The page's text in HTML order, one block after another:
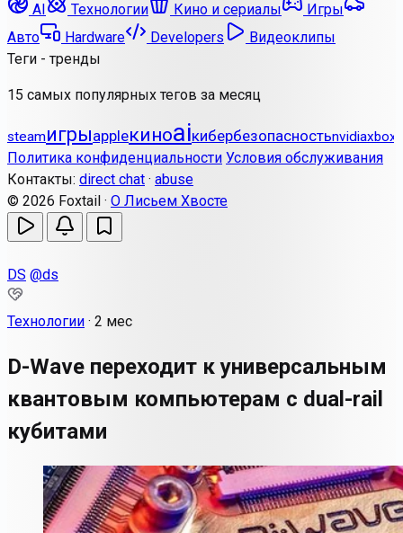
AI
Технологии Кино и сериалы
Игры
Авто
Hardware Developers
Видеоклипы
Теги - тренды
15 самых популярных тегов за месяц
steamигрыappleкиноaiкибербезопасностьnvidiaxbox
Политика конфиденциальности Условия обслуживания
Контакты: direct chat · abuse
© 2026 Foxtail · О Лисьем Хвосте
DS @ds
Технологии · 2 мес
D-Wave переходит к универсальным
квантовым компьютерам с dual-rail
кубитами